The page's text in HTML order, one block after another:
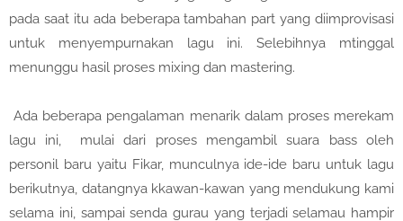
pada saat itu ada beberapa tambahan part yang diimprovisasi
untuk menyempurnakan lagu ini. Selebihnya mtinggal
menunggu hasil proses mixing dan mastering.
Ada beberapa pengalaman menarik dalam proses merekam
lagu ini, mulai dari proses mengambil suara bass oleh
personil baru yaitu Fikar, munculnya ide-ide baru untuk lagu
berikutnya, datangnya kkawan-kawan yang mendukung kami
selama ini, sampai senda gurau yang terjadi selamau hampir